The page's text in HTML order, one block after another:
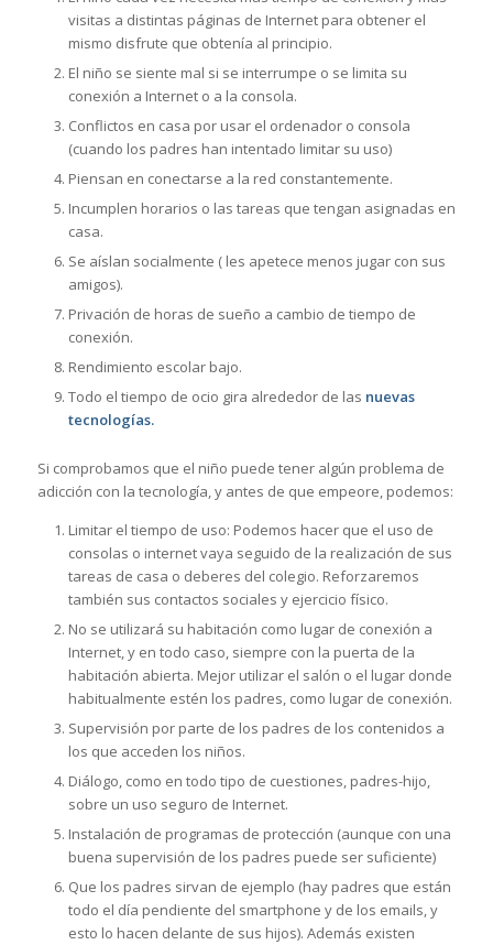
visitas a distintas páginas de Internet para obtener el
mismo disfrute que obtenía al principio.
El niño se siente mal si se interrumpe o se limita su
conexión a Internet o a la consola.
Conflictos en casa por usar el ordenador o consola
(cuando los padres han intentado limitar su uso)
Piensan en conectarse a la red constantemente.
Incumplen horarios o las tareas que tengan asignadas en
casa.
Se aíslan socialmente ( les apetece menos jugar con sus
amigos).
Privación de horas de sueño a cambio de tiempo de
conexión.
Rendimiento escolar bajo.
Todo el tiempo de ocio gira alrededor de las nuevas
tecnologías.
Si comprobamos que el niño puede tener algún problema de
adicción con la tecnología, y antes de que empeore, podemos:
Limitar el tiempo de uso: Podemos hacer que el uso de
consolas o internet vaya seguido de la realización de sus
tareas de casa o deberes del colegio. Reforzaremos
también sus contactos sociales y ejercicio físico.
No se utilizará su habitación como lugar de conexión a
Internet, y en todo caso, siempre con la puerta de la
habitación abierta. Mejor utilizar el salón o el lugar donde
habitualmente estén los padres, como lugar de conexión.
Supervisión por parte de los padres de los contenidos a
los que acceden los niños.
Diálogo, como en todo tipo de cuestiones, padres-hijo,
sobre un uso seguro de Internet.
Instalación de programas de protección (aunque con una
buena supervisión de los padres puede ser suficiente)
Que los padres sirvan de ejemplo (hay padres que están
todo el día pendiente del smartphone y de los emails, y
esto lo hacen delante de sus hijos). Además existen